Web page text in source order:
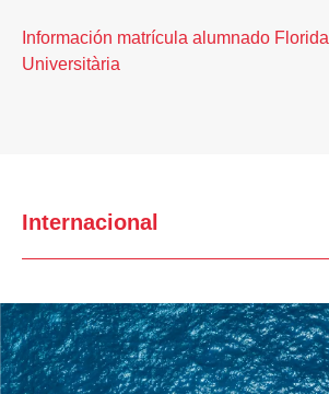
Información matrícula alumnado Florida
Universitària
Internacional